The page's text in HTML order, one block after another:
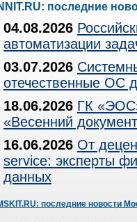
последние
04.08.2026
автоматизации
03.07.2026
отечественные ОС
18.06.2026 ГК
«Весенний
16.06.2026 От
service: эксперты
данных
последние новости